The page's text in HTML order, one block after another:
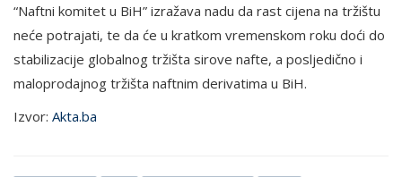
“Naftni komitet u BiH” izražava nadu da rast cijena na tržištu
neće potrajati, te da će u kratkom vremenskom roku doći do
stabilizacije globalnog tržišta sirove nafte, a posljedično i
maloprodajnog tržišta naftnim derivatima u BiH.
Izvor: Akta.ba